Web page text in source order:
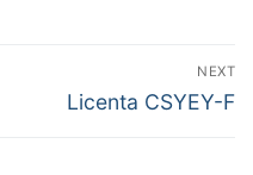
NEXT
Next
Licenta CSYEY-F